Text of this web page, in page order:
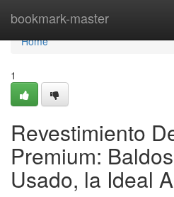
bookmark-master
Home
Home
1
Revestimiento
Premium:
Usado, la Ideal